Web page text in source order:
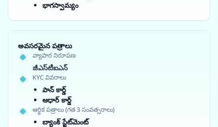
భాగస్వామ్యం
అవసరమైన పత్రాలు
వ్యాపార నిరూపణ
జీఎస్‌టీఐఎన్
KYC వివరాలు
పాన్ కార్డ్
ఆధార్ కార్డ్
ఆర్థిక పత్రాలు (గత 3 సంవత్సరాలు)
బ్యాంక్ స్టేట్‌మెంట్